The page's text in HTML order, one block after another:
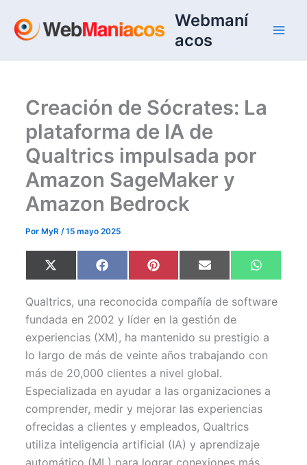
contenido
Webmaní
acos
Creación de Sócrates: La
plataforma de IA de
Qualtrics impulsada por
Amazon SageMaker y
Amazon Bedrock
Por MyR/15 mayo 2025
Compartir
en
X
(
w
i
t
t
e
)
Compartir
en
F
a
e
b
o
o
k
Compartir
en
P
i
t
e
r
e
s
Compartir
en
E
m
i
l
en
W
h
t
s
p
Qualtrics, una reconocida compañía de software
fundada en 2002 y líder en la gestión de
experiencias (XM), ha mantenido su prestigio a
lo largo de más de veinte años trabajando con
más de 20,000 clientes a nivel global.
Especializada en ayudar a las organizaciones a
comprender, medir y mejorar las experiencias
ofrecidas a clientes y empleados, Qualtrics
utiliza inteligencia artificial (IA) y aprendizaje